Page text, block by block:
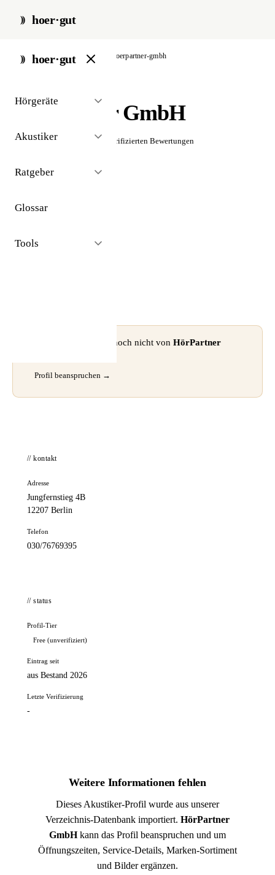
hoer·gut
hoer·gut
Hörgeräte
Akustiker
Ratgeber
Glossar
Tools
start / akustiker / berlin hoerpartner-gmbh
HörPartner GmbH
☆☆☆☆☆ Noch keine verifizierten Bewertungen
⚠ Dieses Profil wurde noch nicht von HörPartner
Profil beanspruchen →
// kontakt
Adresse
Jungfernstieg 4B
12207 Berlin
Telefon
030/76769395
// status
Profil-Tier
Free (unverifiziert)
Eintrag seit
aus Bestand 2026
Letzte Verifizierung
-
Weitere Informationen fehlen
Dieses Akustiker-Profil wurde aus unserer
Verzeichnis-Datenbank importiert. HörPartner
GmbHkann das Profil beanspruchen und um
Öffnungszeiten, Service-Details, Marken-Sortiment
und Bilder ergänzen.